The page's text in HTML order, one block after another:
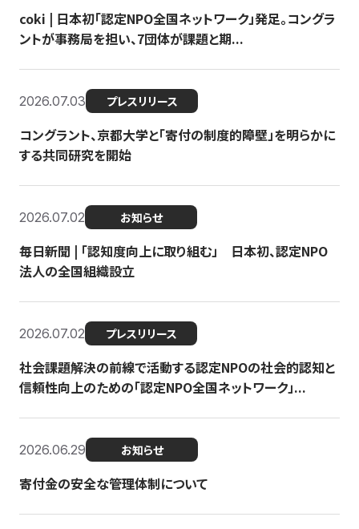
coki | 日本初「認定NPO全国ネットワーク」発足。コングラ
ントが事務局を担い、7団体が課題と期...
2026.07.03 プレスリリース
コングラント、京都大学と「寄付の制度的障壁」を明らかに
する共同研究を開始
2026.07.02 お知らせ
毎日新聞 | 「認知度向上に取り組む」 日本初、認定NPO
法人の全国組織設立
2026.07.02 プレスリリース
社会課題解決の前線で活動する認定NPOの社会的認知と
信頼性向上のための「認定NPO全国ネットワーク」...
2026.06.29 お知らせ
寄付金の安全な管理体制について